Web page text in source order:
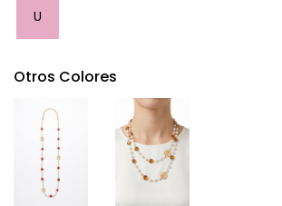
U
Otros Colores